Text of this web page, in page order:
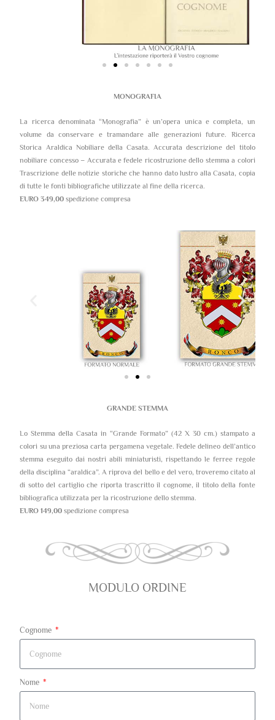
MONOGRAFIA
La ricerca denominata “Monografia” è un’opera unica e completa, un
volume da conservare e tramandare alle generazioni future. Ricerca
Storica Araldica Nobiliare della Casata. Accurata descrizione del titolo
nobiliare concesso – Accurata e fedele ricostruzione dello stemma a colori
Trascrizione delle notizie storiche che hanno dato lustro alla Casata, copia
di tutte le fonti bibliografiche utilizzate al fine della ricerca.
EURO 349,00 spedizione compresa
GRANDE STEMMA
Lo Stemma della Casata in “Grande Formato” (42 X 30 cm.) stampato a
colori su una preziosa carta pergamena vegetale. Fedele delineo dell’antico
stemma eseguito dai nostri abili miniaturisti, rispettando le ferree regole
della disciplina “araldica”. A riprova del bello e del vero, troveremo citato al
di sotto del cartiglio che riporta trascritto il cognome, il titolo della fonte
bibliografica utilizzata per la ricostruzione dello stemma.
EURO 149,00 spedizione compresa
MODULO ORDINE
Cognome
Nome